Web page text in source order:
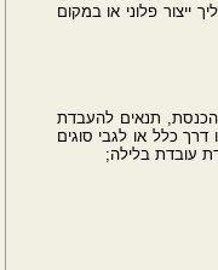
פלוני או במקום
הכנסת, תנאים להעבדת
דרך כלל או לגבי סוגים
עובדת בלילה;